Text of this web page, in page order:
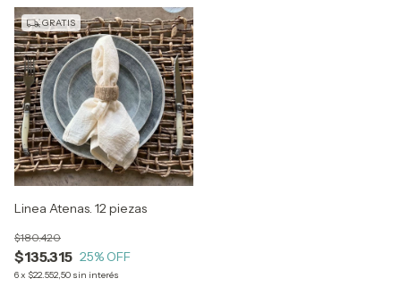
GRATIS
Linea Atenas. 12 piezas
$135.315
$180.420
25% OFF
6x $22.552,50 sin interés